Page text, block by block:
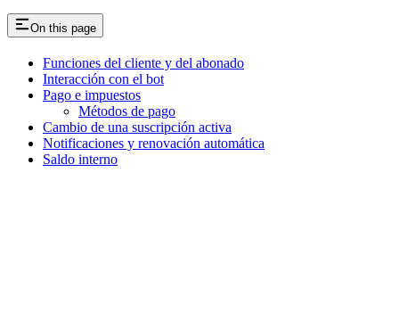
On this page
Funciones del cliente y del abonado
Interacción con el bot
Pago e impuestos
Métodos de pago
Cambio de una suscripción activa
Notificaciones y renovación automática
Saldo interno